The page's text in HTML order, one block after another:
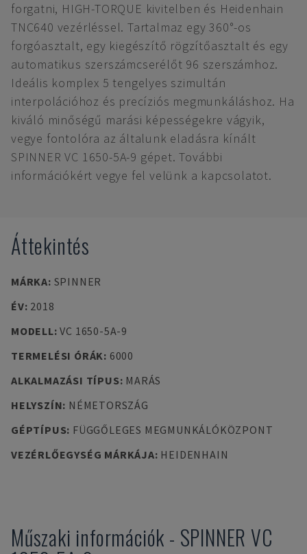
forgatni, HIGH-TORQUE kivitelben és Heidenhain
TNC640 vezérléssel. Tartalmaz egy 360°-os
forgóasztalt, egy kiegészítő rögzítőasztalt és egy
automatikus szerszámcserélőt 96 szerszámhoz.
Ideális komplex 5 tengelyes szimultán
interpolációhoz és precíziós megmunkáláshoz. Ha
kiváló minőségű marási képességekre vágyik,
vegye fontolóra az általunk eladásra kínált
SPINNER VC 1650-5A-9 gépet. További
információkért vegye fel velünk a kapcsolatot.
Áttekintés
MÁRKA: SPINNER
ÉV: 2018
MODELL:VC 1650-5A-9
TERMELÉSI ÓRÁK: 6000
ALKALMAZÁSI TÍPUS: MARÁS
HELYSZÍN: NÉMETORSZÁG
GÉPTÍPUS: FÜGGŐLEGES MEGMUNKÁLÓKÖZPONT
VEZÉRLŐEGYSÉG MÁRKÁJA: HEIDENHAIN
Műszaki információk - SPINNER VC